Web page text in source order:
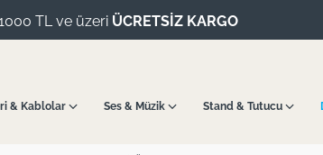
TL ve üzeri ÜCRETSİZ KARGO
& Kablolar Ses & Müzik Stand & Tutucu